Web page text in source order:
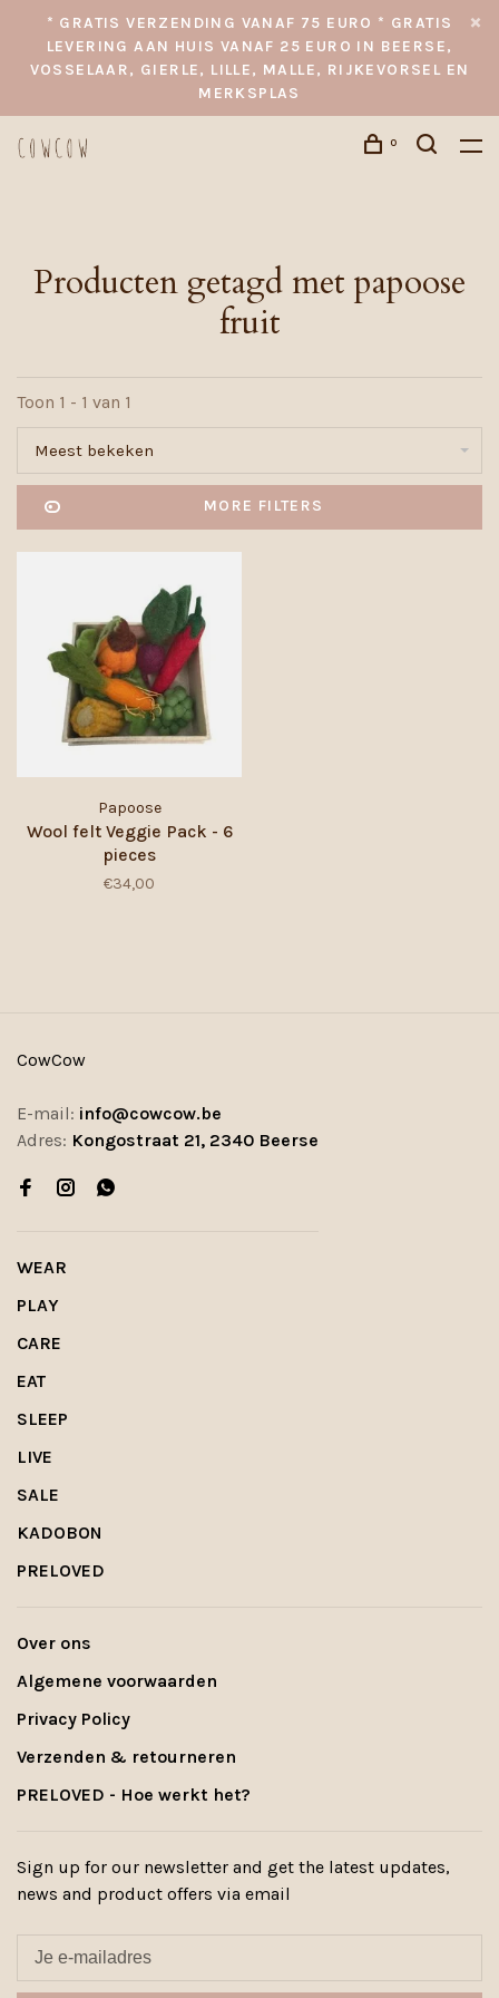
* GRATIS VERZENDING VANAF 75 EURO * GRATIS
LEVERING AAN HUIS VANAF 25 EURO IN BEERSE,
VOSSELAAR, GIERLE, LILLE, MALLE, RIJKEVORSEL EN
MERKSPLAS
0
Producten getagd met papoose
fruit
Toon 1 - 1 van 1
Meest bekeken
MORE FILTERS
Papoose
Wool felt Veggie Pack - 6
pieces
€34,00
CowCow
E-mail: info@cowcow.be
Adres: Kongostraat 21, 2340 Beerse
WEAR
PLAY
CARE
EAT
SLEEP
LIVE
SALE
KADOBON
PRELOVED
Over ons
Algemene voorwaarden
Privacy Policy
Verzenden & retourneren
PRELOVED - Hoe werkt het?
Sign up for our newsletter and get the latest updates,
news and product offers via email